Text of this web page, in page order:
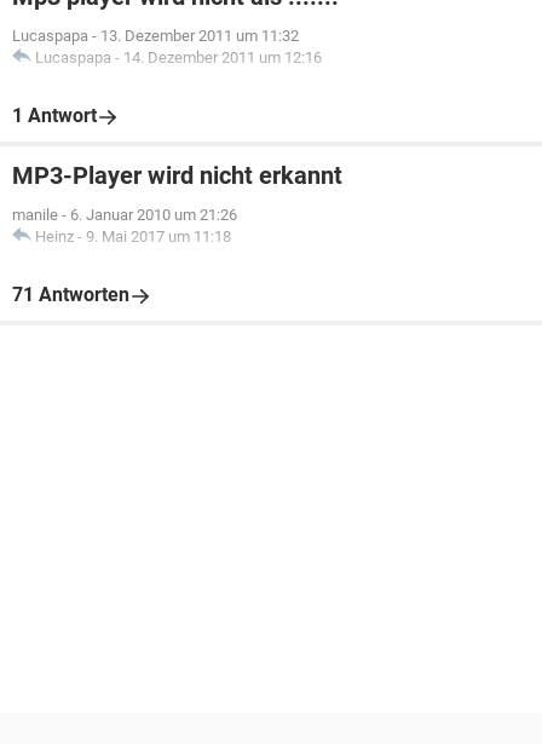
Lucaspapa - 13. Dezember 2011 um 11:32
Lucaspapa - 14. Dezember 2011 um 12:16
1 Antwort
MP3-Player wird nicht erkannt
manile - 6. Januar 2010 um 21:26
Heinz - 9. Mai 2017 um 11:18
71 Antworten